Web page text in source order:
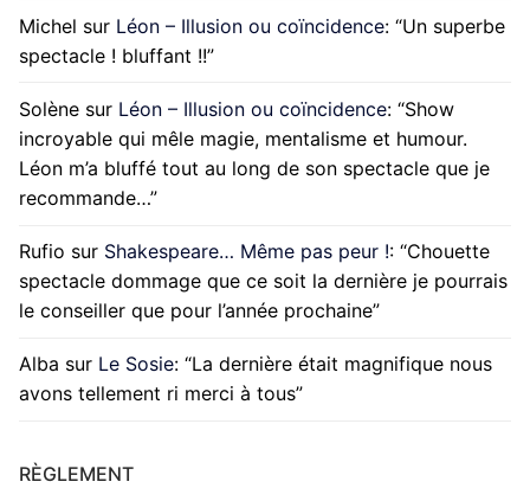
Michel sur Léon – Illusion ou coïncidence: “Un superbe
spectacle ! bluffant !!”
Solène sur Léon – Illusion ou coïncidence: “Show
incroyable qui mêle magie, mentalisme et humour.
Léon m’a bluffé tout au long de son spectacle que je
recommande…”
Rufio sur Shakespeare… Même pas peur !: “Chouette
spectacle dommage que ce soit la dernière je pourrais
le conseiller que pour l’année prochaine”
Alba sur Le Sosie: “La dernière était magnifique nous
avons tellement ri merci à tous”
RÈGLEMENT